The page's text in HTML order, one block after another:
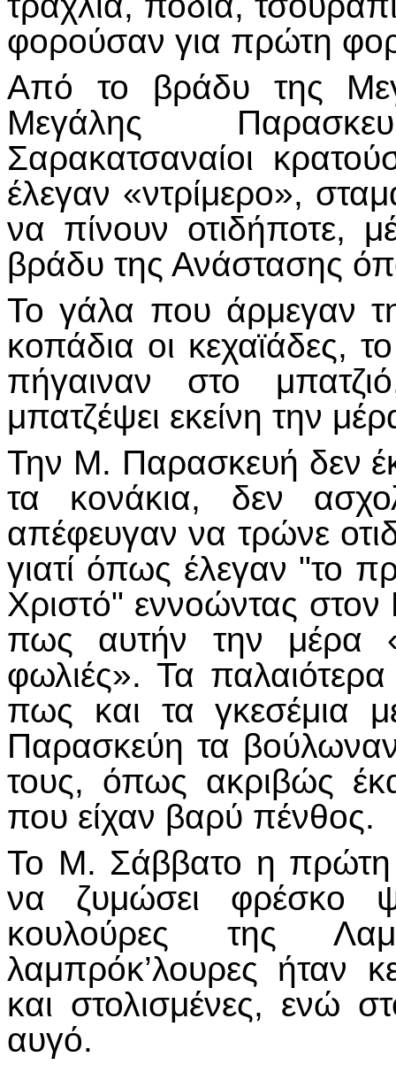
φορούσαν για πρώτη
Από το βράδυ της
Μεγάλης
Σαρακατσαναίοι
έλεγαν «ντρίμερο»,
να πίνουν οτιδήποτε,
βράδυ της Ανάστασης
Το γάλα που άρμεγαν
κοπάδια οι κεχαϊάδες,
πήγαιναν στο
μπατζέψει εκείνη την
Την Μ. Παρασκευή δεν
τα κονάκια, δεν
απέφευγαν να τρώνε
γιατί όπως έλεγαν "το
Χριστό" εννοώντας στον
πως αυτήν την μέρα
φωλιές». Τα
πως και τα γκεσέμια
Παρασκεύη τα
τους, όπως ακριβώς
που είχαν βαρύ πένθος.
Το Μ. Σάββατο η πρώτη
να ζυμώσει φρέσκο
κουλούρες της
λαμπρόκ’λουρες ήταν
και στολισμένες, ενώ
αυγό.